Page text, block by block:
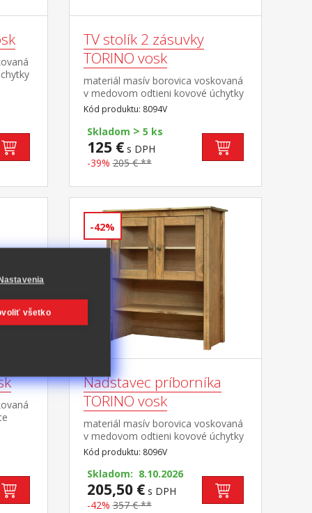
TV stolík 2 zásuvky
TORINO vosk
materiál masív borovica voskovaná
v medovom odtieni kovové úchytky
vo farebnom prevedení černená
mosadz 2 zásuvky s kovovými
pojazdmi, 1 polica maximálne
odporúčané zaťaženie hornej dosky
do 50 kg
Kód produktu: 8094V
Skladom > 5 ks
125 €s DPH
-39% 205 € **
-42%
Nadstavec príborníka
TORINO vosk
materiál masív borovica voskovaná
v medovom odtieni kovové úchytky
vo farebnom prevedení černená
mosadz 2 presklené dvere, 1
polica nadstavec príborníka 8095V
Kód produktu: 8096V
Skladom: 8.10.2026
205,50 €s DPH
-42% 357 € **
všetko